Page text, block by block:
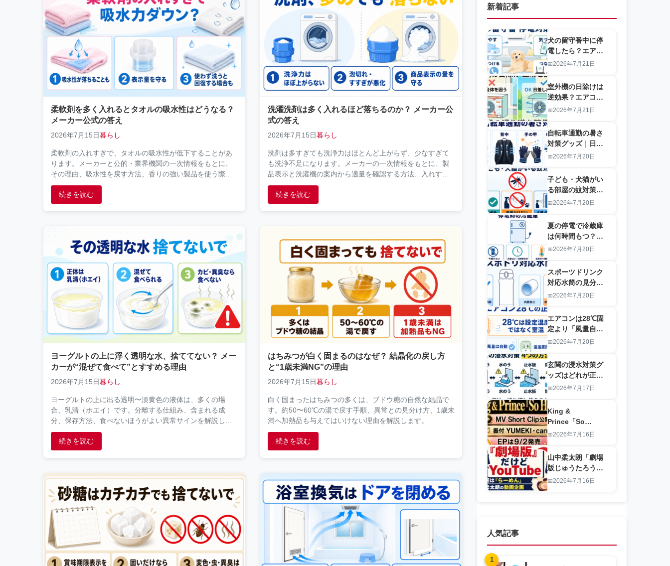
柔軟剤を多く入れるとタオルの吸水性はどうなる？
メーカー公式の答え
2026年7月15日 暮らし
柔軟剤の入れすぎで、タオルの吸水性が低下することがあ
ります。メーカーと公的・業界機関の一次情報をもとに、
その理由、吸水性を戻す方法、香りの強い製品を使う際の
注意点を解説します。
続きを読む
洗濯洗剤は多く入れるほど落ちるのか？ メーカー公
式の答え
2026年7月15日 暮らし
洗剤は多すぎても洗浄力はほとんど上がらず、少なすぎて
も洗浄不足になります。メーカーの一次情報をもとに、製
品表示と洗濯機の案内から適量を確認する方法、入れすぎ
による泡・すすぎの注意点を解説します。
続きを読む
ヨーグルトの上に浮く透明な水、捨ててない？ メー
カーが“混ぜて食べて”とすすめる理由
2026年7月15日 暮らし
ヨーグルトの上に出る透明〜淡黄色の液体は、多くの場
合、乳清（ホエイ）です。分離する仕組み、含まれる成
分、保存方法、食べないほうがよい異常サインを解説しま
す。
続きを読む
はちみつが白く固まるのはなぜ？ 結晶化の戻し方
と“1歳未満NG”の理由
2026年7月15日 暮らし
白く固まったはちみつの多くは、ブドウ糖の自然な結晶で
す。約50〜60℃の湯で戻す手順、異常との見分け方、1歳未
満へ加熱品も与えてはいけない理由を解説します。
続きを読む
新着記事
犬の留守番中に停
電したら？エアコ
ン停止を知らせる
2026年7月21日
室外機の日除けは
逆効果？エアコン
効率を落とすカバ
2026年7月21日
自転車通勤の暑さ
対策グッズ｜日傘
を差さず首・背
2026年7月20日
子ども・犬猫がい
る部屋の蚊対策｜
殺虫剤・虫よけ・
な使い分け
2026年7月20日
夏の停電で冷蔵庫
は何時間もつ？食
品を守る保冷剤・
ボックス
2026年7月20日
スポーツドリンク
対応水筒の見分け
方｜ステンレスは
用5モデル比較
2026年7月20日
エアコンは28℃固
定より「風量自
動」？猛暑日の電
立する設定
2026年7月20日
玄関の浸水対策グ
ッズはどれが正
解？吸水土のう・
比較
2026年7月17日
King &
Prince「So
Honey」MV Short
YUMEKI・caru振
付とEPの見どころ
2026年7月16日
山中柔太朗「劇場
版じゅうたろう」
第七回は『らーめ
2026年7月16日
人気記事
1